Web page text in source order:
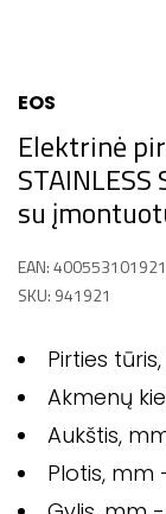
EOS
Elektrinė
STAINLESS
su
EAN:
SKU: 941921
Pirties
Akmenų
Aukštis,
Plotis, mm